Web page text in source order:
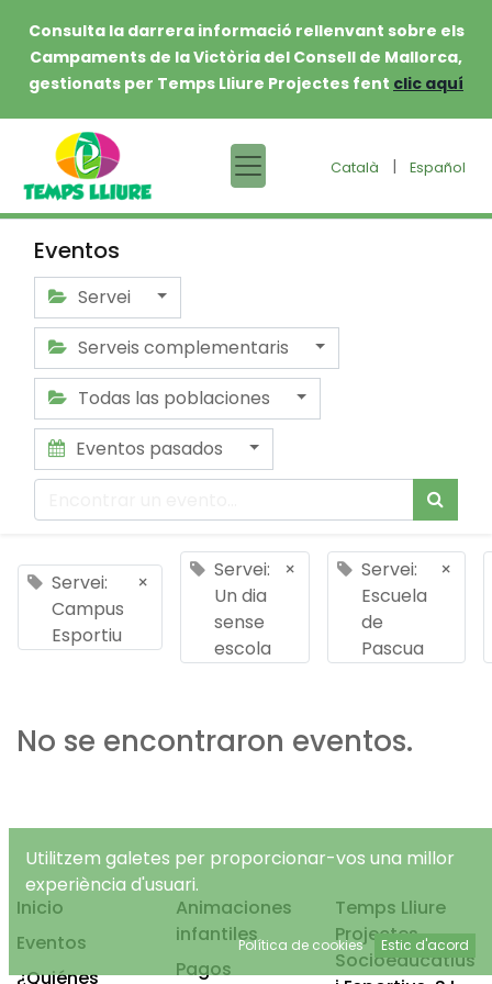
Consulta la darrera informació rellenvant sobre els
Campaments de la Victòria del Consell de Mallorca,
gestionats per Temps Lliure Projectes fent clic aquí
Català | Español
Eventos
Servei
Serveis complementaris
Todas las poblaciones
Eventos pasados
Servei:
Campus
Esportiu
×
Servei:
Un dia
sense
escola
×
Servei:
Escuela
de
Pascua
×
No se encontraron eventos.
Inicio
Eventos
¿Quiénes
Animaciones
infantiles
Pagos
Temps Lliure
Projectes
Socioeducatius
Utilitzem galetes per proporcionar-vos una millor
experiència d'usuari.
Política de cookies Estic d'acord